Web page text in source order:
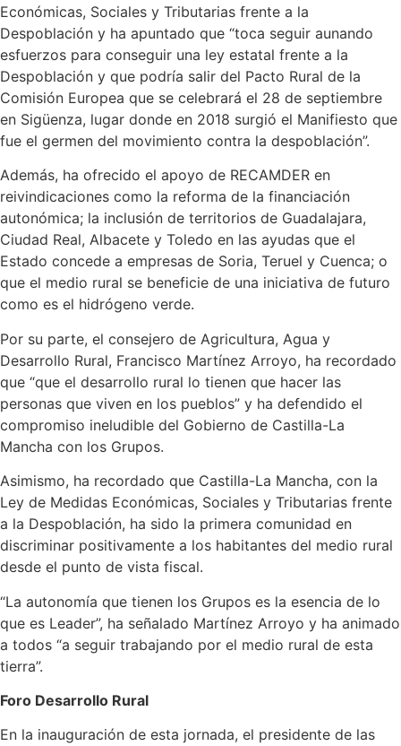
Económicas, Sociales y Tributarias frente a la
Despoblación y ha apuntado que “toca seguir aunando
esfuerzos para conseguir una ley estatal frente a la
Despoblación y que podría salir del Pacto Rural de la
Comisión Europea que se celebrará el 28 de septiembre
en Sigüenza, lugar donde en 2018 surgió el Manifiesto que
fue el germen del movimiento contra la despoblación”.
Además, ha ofrecido el apoyo de RECAMDER en
reivindicaciones como la reforma de la financiación
autonómica; la inclusión de territorios de Guadalajara,
Ciudad Real, Albacete y Toledo en las ayudas que el
Estado concede a empresas de Soria, Teruel y Cuenca; o
que el medio rural se beneficie de una iniciativa de futuro
como es el hidrógeno verde.
Por su parte, el consejero de Agricultura, Agua y
Desarrollo Rural, Francisco Martínez Arroyo, ha recordado
que “que el desarrollo rural lo tienen que hacer las
personas que viven en los pueblos” y ha defendido el
compromiso ineludible del Gobierno de Castilla-La
Mancha con los Grupos.
Asimismo, ha recordado que Castilla-La Mancha, con la
Ley de Medidas Económicas, Sociales y Tributarias frente
a la Despoblación, ha sido la primera comunidad en
discriminar positivamente a los habitantes del medio rural
desde el punto de vista fiscal.
“La autonomía que tienen los Grupos es la esencia de lo
que es Leader”, ha señalado Martínez Arroyo y ha animado
a todos “a seguir trabajando por el medio rural de esta
tierra”.
Foro Desarrollo Rural
En la inauguración de esta jornada, el presidente de las